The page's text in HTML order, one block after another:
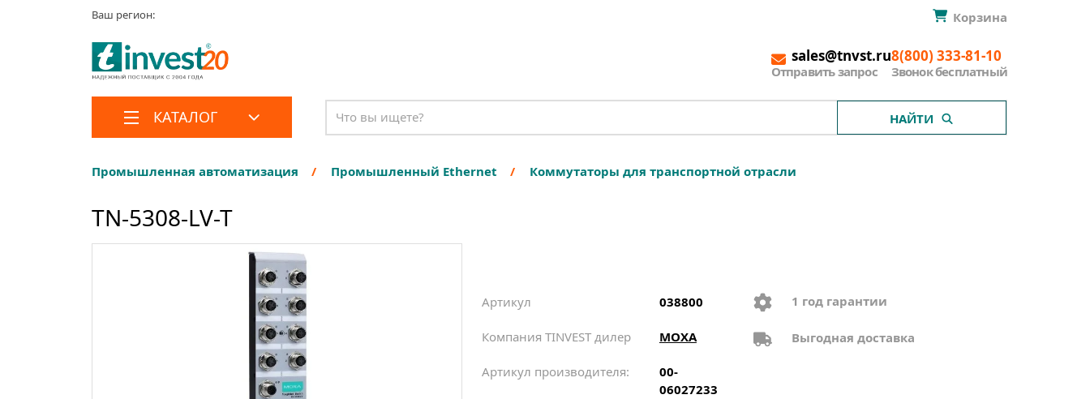
Ваш регион: Корзина
sales@tnvst.ru
Отправить запрос
8(800) 333-81-10
Звонок бесплатный
КАТАЛОГ НАЙТИ
Промышленная автоматизация Промышленный Ethernet Коммутаторы для транспортной отрасли
TN-5308-LV-T
Артикул 038800
Компания TINVEST дилер MOXA
Артикул производителя:
00-
06027233
1 год гарантии
Выгодная доставка